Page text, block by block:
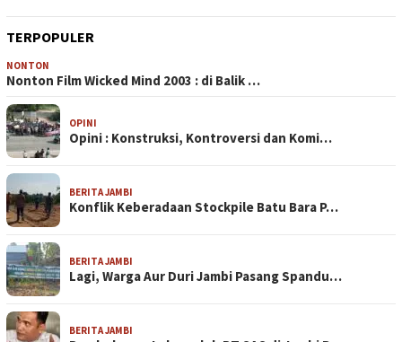
TERPOPULER
NONTON
Nonton Film Wicked Mind 2003 : di Balik …
OPINI
Opini : Konstruksi, Kontroversi dan Komi…
BERITA JAMBI
Konflik Keberadaan Stockpile Batu Bara P…
BERITA JAMBI
Lagi, Warga Aur Duri Jambi Pasang Spandu…
BERITA JAMBI